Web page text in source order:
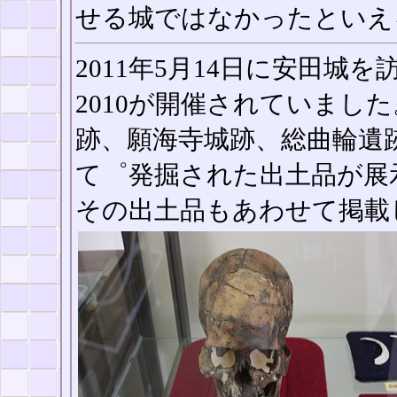
せる城ではなかったとい
2011年5月14日に安田城を
2010が開催されていまし
跡、願海寺城跡、総曲輪遺
て゜発掘された出土品が
その出土品もあわせて掲